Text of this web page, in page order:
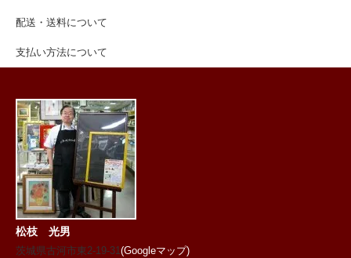
配送・送料について
支払い方法について
松枝 光男
茨城県古河市東2-19-31(Googleマップ)